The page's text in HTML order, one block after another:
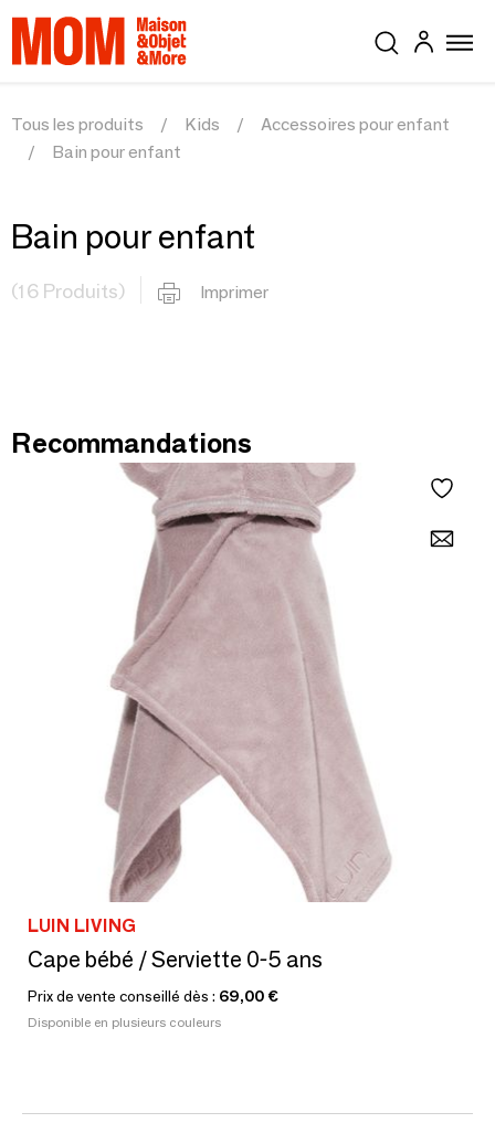
Tous les produits Kids
Accessoires pour enfant
Bain pour enfant
Bain pour enfant
(16 Produits) Imprimer
Recommandations
LUIN LIVING
Cape bébé / Serviette 0-5 ans
Prix de vente conseillé dès : 69,00 €
Disponible en plusieurs couleurs